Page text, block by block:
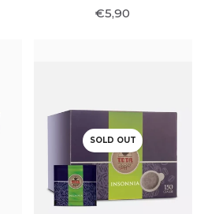
€5,90
SOLD OUT